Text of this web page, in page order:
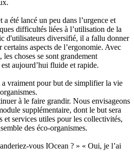
été lancé un peu dans l’urgence et
difficultés liées à l’utilisation de la
d'utilisateurs diversifié, il a fallu donner
aspects de l’ergonomie. Avec
les choses se sont grandement
aujourd’hui fluide et rapide.
vraiment pour but de simplifier la vie
à le faire grandir. Nous envisageons
supplémentaire, dont le but sera
et services utiles pour les collectivités,
des éco-organismes.
vous IOcean ? » « Oui, je l’ai